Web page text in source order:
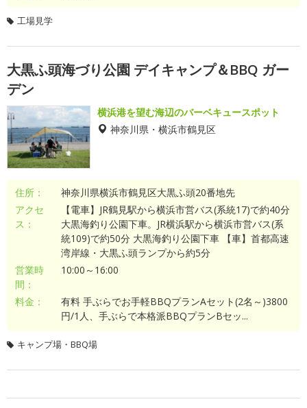
工場見学
大黒ふ頭海づり公園 デイキャンプ＆BBQ ガー
デン
横浜港を望む海辺のバーベキュースポット
神奈川県・横浜市鶴見区
住所：
神奈川県横浜市鶴見区大黒ふ頭20番地先
アクセ
ス：
【電車】JR鶴見駅から横浜市営バス(系統17)で約40分
大黒海釣り公園下車。JR横浜駅から横浜市営バス(系
統109)で約50分 大黒海釣り公園下車 【車】首都高速
湾岸線・大黒ふ頭ランプから約5分
営業時
間：
10:00～16:00
料金：
有料 手ぶらでお手軽BBQプランAセット(2名～)3800
円/1人、手ぶらで本格派BBQプランBセッ...
キャンプ場・BBQ場